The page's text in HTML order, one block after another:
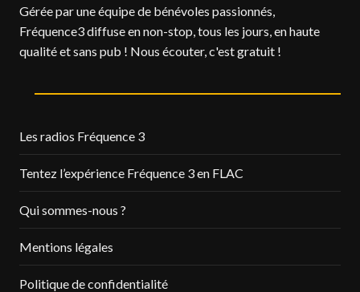
Gérée par une équipe de bénévoles passionnés,
Fréquence3 diffuse en non-stop, tous les jours, en haute
qualité et sans pub ! Nous écouter, c'est gratuit !
Les radios Fréquence 3
Tentez l’expérience Fréquence 3 en FLAC
Qui sommes-nous ?
Mentions légales
Politique de confidentialité